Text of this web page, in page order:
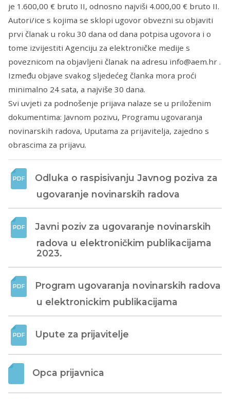
je 1.600,00 € bruto II, odnosno najviši 4.000,00 € bruto II.
Autori/ice s kojima se sklopi ugovor obvezni su objaviti
prvi članak u roku 30 dana od dana potpisa ugovora i o
tome izvijestiti Agenciju za elektroničke medije s
poveznicom na objavljeni članak na adresu info@aem.hr .
Između objave svakog sljedećeg članka mora proći
minimalno 24 sata, a najviše 30 dana.
Svi uvjeti za podnošenje prijava nalaze se u priloženim
dokumentima: Javnom pozivu, Programu ugovaranja
novinarskih radova, Uputama za prijavitelja, zajedno s
obrascima za prijavu.
Odluka o raspisivanju Javnog poziva za
ugovaranje novinarskih radova
Javni poziv za ugovaranje novinarskih
radova u elektroničkim publikacijama
2023.
Program ugovaranja novinarskih radova
u elektronickim publikacijama
Upute za prijavitelje
Opca prijavnica